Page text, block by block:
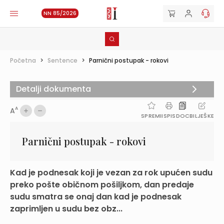
NN 85/2026
Početna > Sentence > Parnični postupak - rokovi
AA
SPREMIISPISDOCBILJEŠKE
Parnični postupak - rokovi
Kad je podnesak koji je vezan za rok upućen sudu
preko pošte običnom pošiljkom, dan predaje
sudu smatra se onaj dan kad je podnesak
zaprimljen u sudu bez obz...
Detalji dokumenta